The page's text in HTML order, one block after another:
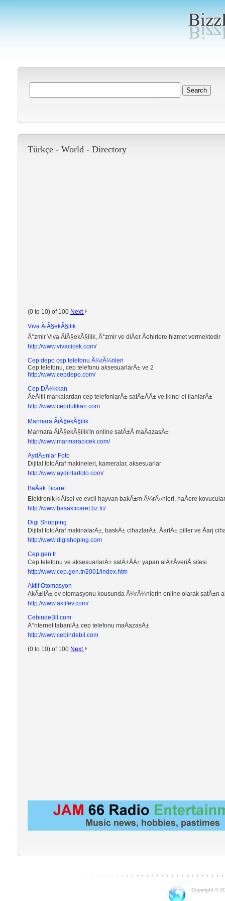
Türkçe - World- Directory
(0 to 10) of 100 Next
Viva ÃiÃ§ekÃ§ilik
Ä°zmir Viva ÃiÃ§ekÃ§ilik, Ä°zmir ve diÄer Åehirlere hizmet vermektedir
http://www.vivacicek.com/
Cep depo cep telefonu Ã¼rÃ¼nleri
Cep telefonu, cep telefonu aksesuarlarÄ± ve 2
http://www.cepdepo.com/
Cep DÃ¼kkan
ÃeÅitli markalardan cep telefonlarÄ± satÄ±ÅÄ± ve ikinci el ilanlarÄ±
http://www.cepdukkan.com
Marmara ÃiÃ§ekÃ§ilik
Marmara ÃiÃ§ekÃ§ilik'in online satÄ±Å maÄazasÄ±
http://www.marmaracicek.com/
AydÄ±nlar Foto
Dijital fotoÄraf makineleri, kameralar, aksesuarlar
http://www.aydinlarfoto.com/
BaÅak Ticaret
Elektronik kiÅisel ve evcil hayvan bakÄ±m Ã¼rÃ»nleri, haÅere kovucular
http://www.basakticaret.bz.tc/
Digi Shopping
Dijital fotoÄraf makinalarÄ±, baskÄ± cihazlarÄ±, ÅarlÄ± piller ve Åarj
http://www.digishoping.com
Cep.gen.tr
Cep telefonu ve aksesuarlarÄ± satÄ±ÅÄ± yapan alÄ±ÅveriÅ sitesi
http://www.cep.gen.tr/2001/index.htm
Aktif Otomasyon
AkÄ±llÄ± ev otomasyonu kousunda Ã¼rÃ¼nlerin online olarak satÄ±n
http://www.aktifev.com/
CebindeBil.com
Ä°nternet tabanlÄ± cep telefonu maÄazasÄ±
http://www.cebindebil.com
(0 to 10) of 100 Next
Copyright ©